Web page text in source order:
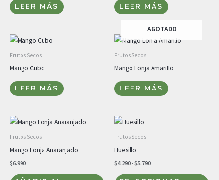
LEER MÁS LEER MÁS
Frutos Secos
Mango Cubo
LEER MÁS
AGOTADO
Frutos Secos
Mango Lonja Amarillo
LEER MÁS
Frutos Secos
Mango Lonja Anaranjado
$6.990
Frutos Secos
Huesillo
$4.290 -$5.790$5.790